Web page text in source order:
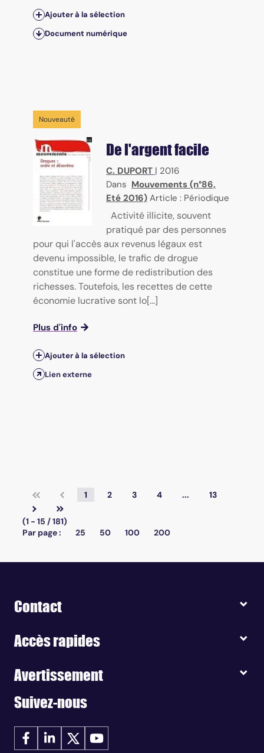
Ajouter à la sélection
Document numérique
Nouveauté
De l'argent facile
C. DUPORT | 2016
Dans Mouvements (n°86,
Eté 2016) Article : Périodique
Activité illicite, souvent
pratiqué par des personnes
pour qui l'accès aux revenus légaux est
devenu impossible, le trafic de drogue
constitue une forme de redistribution des
richesses. Toutefois, les recettes de cette
économie lucrative sont lo[...]
Plus d'info
Ajouter à la sélection
Lien externe
1 2 3 4 ... 13
(1 - 15 / 181)
Par page :
25 50 100 200
Contact
Accès rapides
Avertissement
Suivez-nous